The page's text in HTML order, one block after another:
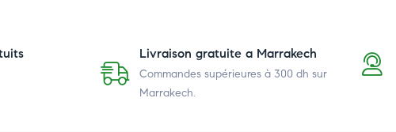
Livraison gratuite a Marrakech
Commandes supérieures à 300 dhsur
Marrakech.